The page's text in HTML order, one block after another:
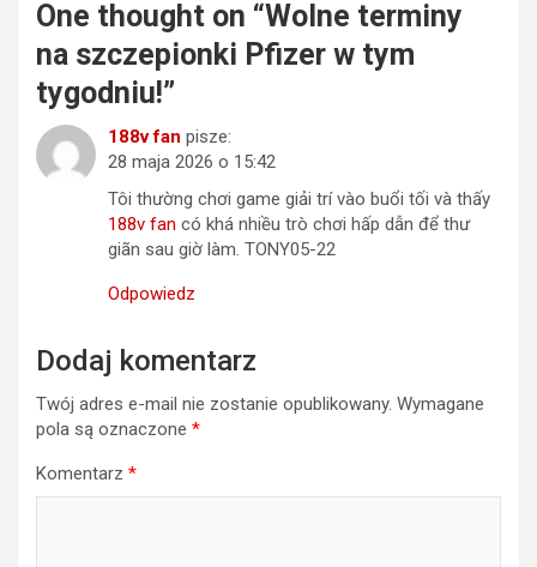
One thought on “Wolne terminy
na szczepionki Pfizer w tym
tygodniu!”
188v fan pisze:
28 maja 2026 o 15:42
Tôi thường chơi game giải trí vào buổi tối và thấy
188v fan có khá nhiều trò chơi hấp dẫn để thư
giãn sau giờ làm. TONY05-22
Odpowiedz
Dodaj komentarz
Twój adres e-mail nie zostanie opublikowany. Wymagane
pola są oznaczone *
Komentarz *